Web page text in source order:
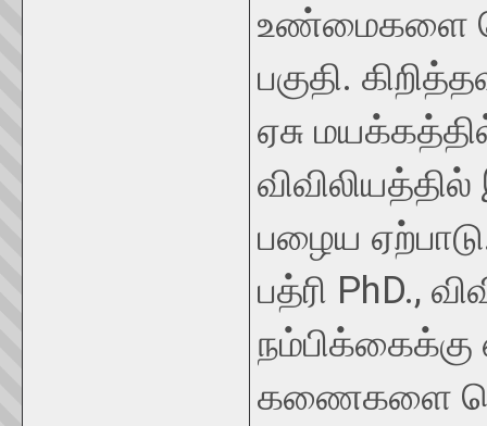
உண்மைகளை
பகுதி.
ஏசு
பழைய
பத்ரி PhD.,
நம்பிக்கைக்கு
கணைகளை